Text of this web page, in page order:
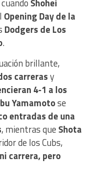
cuando Shohei
Opening Day de la
Dodgers de Los
.
brillante,
carrerasy
4-1 a los
Yamamotose
entradas de una
, mientras que Shota
de los Cubs,
carrera, pero